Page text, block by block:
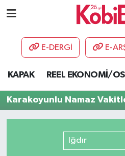
E-DERGİ E-
KAPAK REEL EKONOMİ/
Karakoyunlu Namaz
Iğdır
AKADEMİ
DESTEK-TEŞVİK